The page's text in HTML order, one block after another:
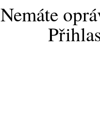
Nemáte